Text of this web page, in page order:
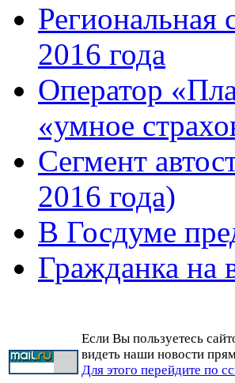
Региональная
2016 года
Оператор
«умное
Сегмент
2016 года)
В Госдуме
Гражданка на
Если Вы пользуетесь
видеть наши новости
Для этого перейдите по